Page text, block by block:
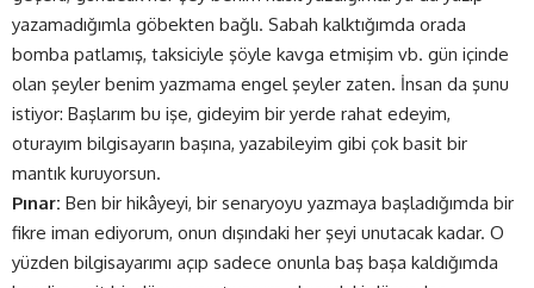
yazamadığımla göbekten bağlı. Sabah kalktığımda orada
bomba patlamış, taksiciyle şöyle kavga etmişim vb. gün içinde
olan şeyler benim yazmama engel şeyler zaten. İnsan da şunu
istiyor: Başlarım bu işe, gideyim bir yerde rahat edeyim,
oturayım bilgisayarın başına, yazabileyim gibi çok basit bir
mantık kuruyorsun.
Pınar: Ben bir hikâyeyi, bir senaryoyu yazmaya başladığımda bir
fikre iman ediyorum, onun dışındaki her şeyi unutacak kadar. O
yüzden bilgisayarımı açıp sadece onunla baş başa kaldığımda